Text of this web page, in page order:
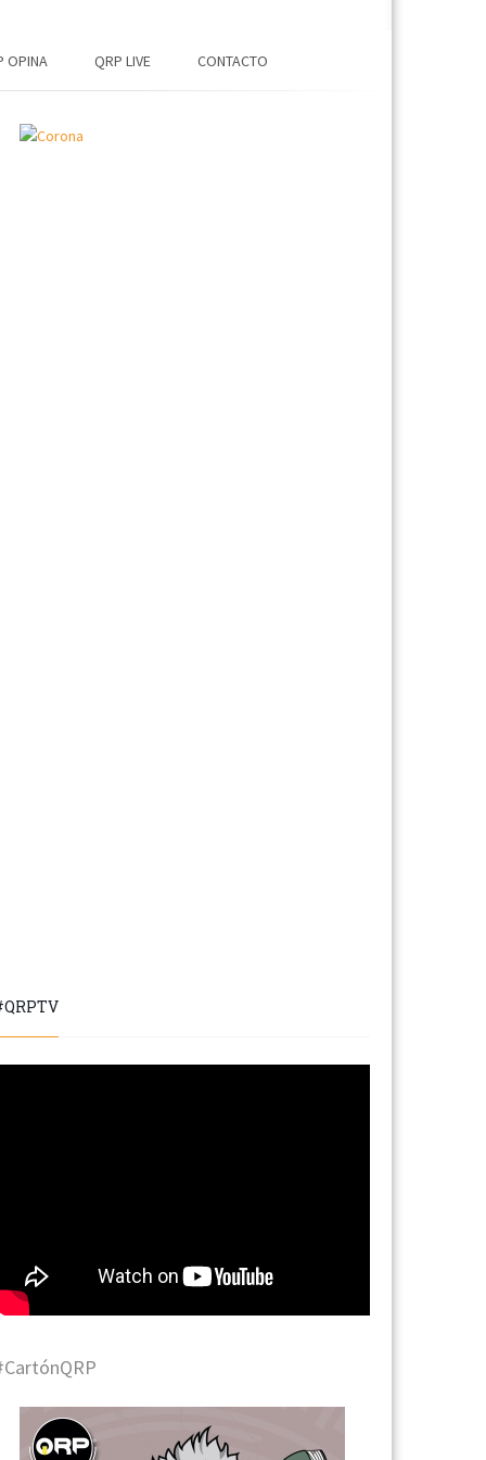
OPINA QRP LIVE CONTACTO